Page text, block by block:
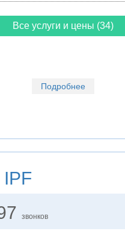
Все услуги и цены (34)
Подробнее
IPF
звонков